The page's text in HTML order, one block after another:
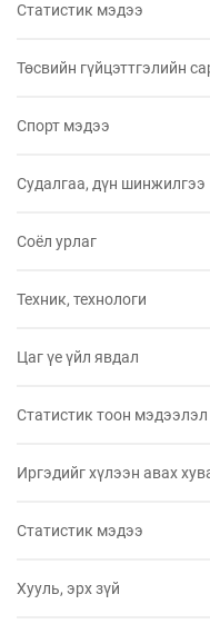
Статистик мэдээ
Төсвийн гүйцэттгэлийн
Спорт мэдээ
Судалгаа, дүн шинжилгээ
Соёл урлаг
Техник, технологи
Цаг үе үйл явдал
Статистик тоон мэдээлэл
Иргэдийг хүлээн авах
Статистик мэдээ
Хууль, эрх зүй